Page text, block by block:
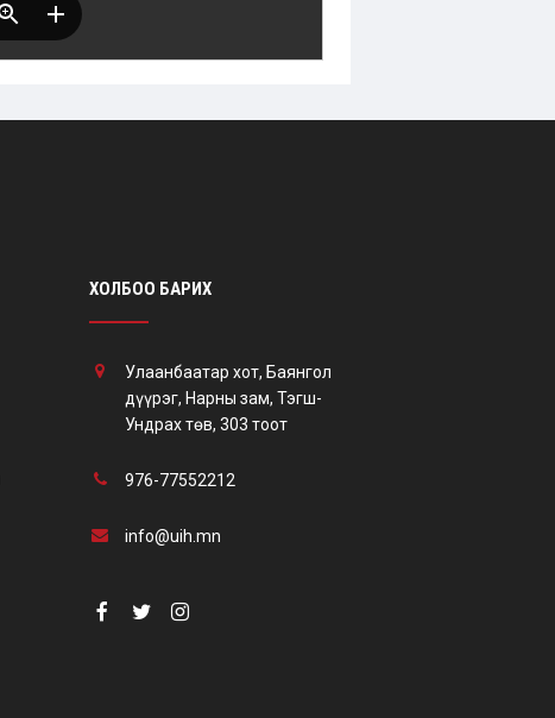
ХОЛБОО БАРИХ
Улаанбаатар хот, Баянгол
дүүрэг, Нарны зам, Тэгш-
Ундрах төв, 303 тоот
976-77552212
info@uih.mn